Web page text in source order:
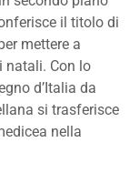
il titolo di
mettere a
natali. Con lo
d’Italia da
si trasferisce
nella